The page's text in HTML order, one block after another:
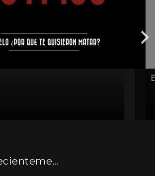
Añadidos recientemente